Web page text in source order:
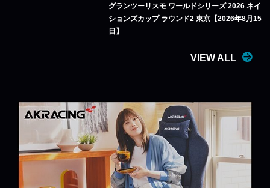
グランツーリスモ ワールドシリーズ 2026 ネイ
ションズカップ ラウンド2 東京【2026年8月15
日】
VIEW ALL